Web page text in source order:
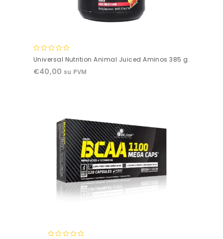
0
of
Universal Nutrition Animal Juiced Aminos 385 g.
€40,00 su PVM